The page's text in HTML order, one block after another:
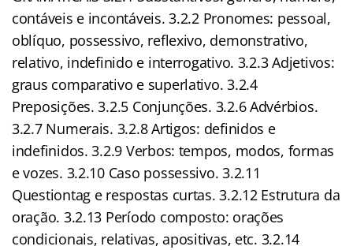
contáveis e incontáveis. 3.2.2 Pronomes: pessoal,
oblíquo, possessivo, reflexivo, demonstrativo,
relativo, indefinido e interrogativo. 3.2.3 Adjetivos:
graus comparativo e superlativo. 3.2.4
Preposições. 3.2.5 Conjunções. 3.2.6 Advérbios.
3.2.7 Numerais. 3.2.8 Artigos: definidos e
indefinidos. 3.2.9 Verbos: tempos, modos, formas
e vozes. 3.2.10 Caso possessivo. 3.2.11
Questiontag e respostas curtas. 3.2.12 Estrutura da
oração. 3.2.13 Período composto: orações
condicionais, relativas, apositivas, etc. 3.2.14